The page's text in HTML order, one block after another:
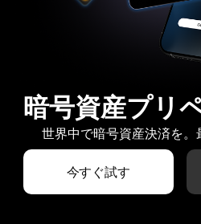
暗号資産プリ
世界中で暗号資産決済を
今すぐ試す